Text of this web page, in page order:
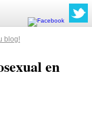
blog!
en